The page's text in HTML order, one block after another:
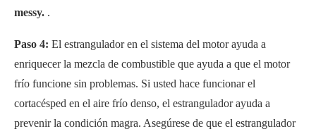
messy. .
Paso 4: El estrangulador en el sistema del motor ayuda a
enriquecer la mezcla de combustible que ayuda a que el motor
frío funcione sin problemas. Si usted hace funcionar el
cortacésped en el aire frío denso, el estrangulador ayuda a
prevenir la condición magra. Asegúrese de que el estrangulador